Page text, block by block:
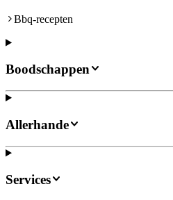
Bbq-recepten
Boodschappen
Allerhande
Services